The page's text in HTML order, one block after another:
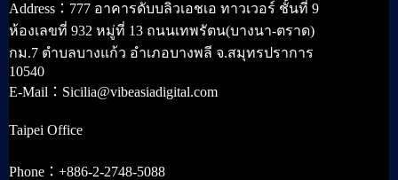
Address：777 อาคารดับบลิวเอชเอ ทาวเวอร์ ชั้นที่ 9
ห้องเลขที่ 932 หมู่ที่ 13 ถนนเทพรัตน(บางนา-ตราด)
กม.7 ตำบลบางแก้ว อำเภอบางพลี จ.สมุทรปราการ
10540
E-Mail：Sicilia@vibeasiadigital.com
Taipei Office
Phone：+886-2-2748-5088